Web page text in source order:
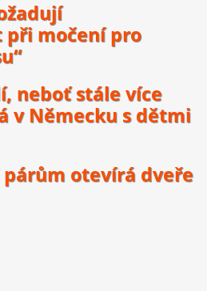
při močení pro
neboť stále více
v Německu s dětmi
párům otevírá dveře